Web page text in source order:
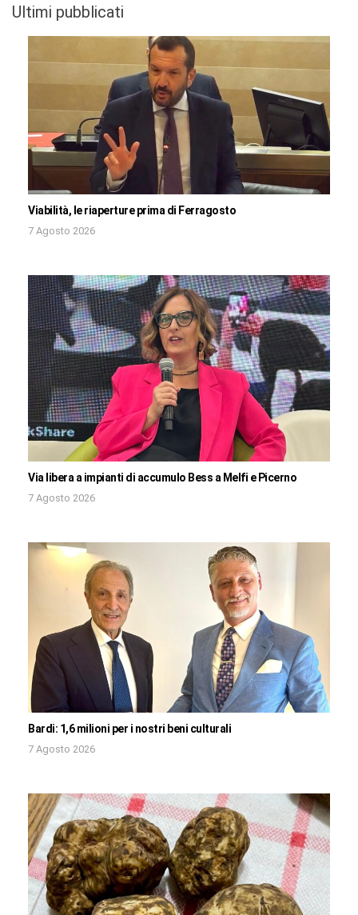
Ultimi pubblicati
Viabilità, le riaperture prima di Ferragosto
7 Agosto 2026
Via libera a impianti di accumulo Bess a Melfi e Picerno
7 Agosto 2026
Bardi: 1,6 milioni per i nostri beni culturali
7 Agosto 2026